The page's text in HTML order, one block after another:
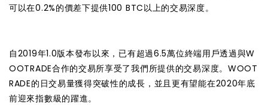
可以在0.2%的價差下提供100 BTC以上的交易深度。
自2019年1.0版本發布以來，已有超過6.5萬位終端用戶透過與W
OOTRADE合作的交易所享受了我們所提供的交易深度。WOOT
RADE的日交易量獲得突破性的成長，並且更有望能在2020年底
前迎來指數級的躍進。